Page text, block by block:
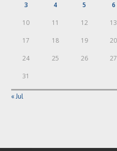
3 4 5 6
10 11 12 13
17 18 19 20
24 25 26 27
31
« Jul